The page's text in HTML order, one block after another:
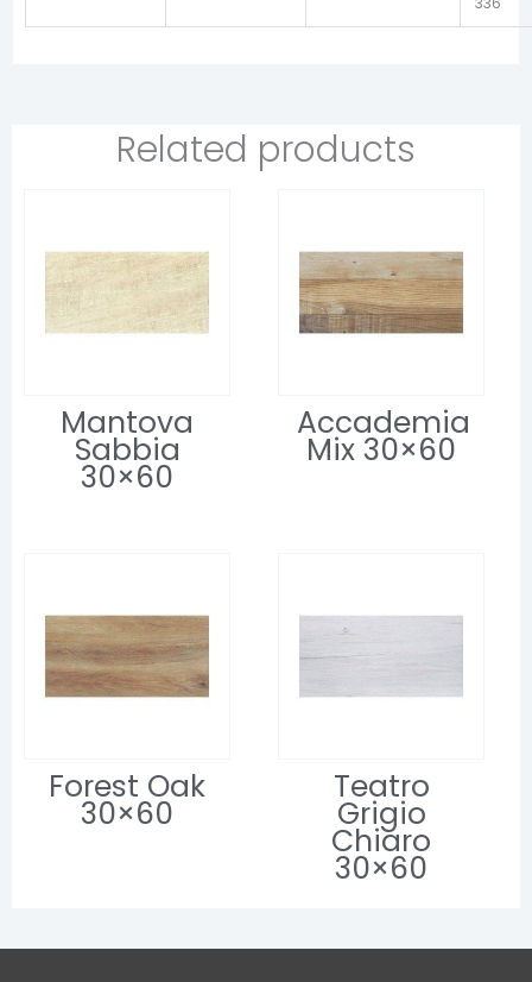
Related products
Mantova
Sabbia
30×60
Accademia
Mix 30×60
Forest Oak
30×60
Teatro
Grigio
Chiaro
30×60